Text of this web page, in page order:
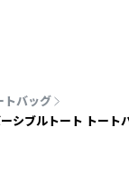
トバッグ
シブルトート トー